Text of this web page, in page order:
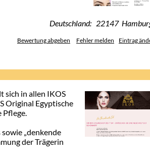
Deutschland: 22147
Bewertung abgeben Fehler melden Eintrag
sich in allen IKOS
Original Egyptische
Pflege.
„denkende
der Trägerin